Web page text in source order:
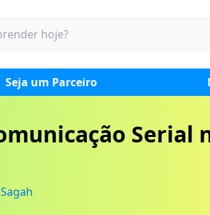
Seja um Parceiro
Serial
Sagah